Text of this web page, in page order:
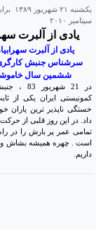
سپتامبر ۲۰۱۰
یادی از آلبرت
یادی از آلبرت
سرشناس جنبش کارگری
ششمین سال
در 21
کمونیستی ایران یکی از
خستگی ناپذیر ترین یاران
داد. در این روز قلبی از حرکت
تمامی عمر پر بارش را در
است . چهره همیشه بشاش و
داریم.